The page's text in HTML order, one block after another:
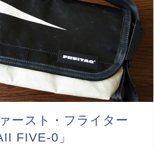
ースト・フライター
FIVE-0」